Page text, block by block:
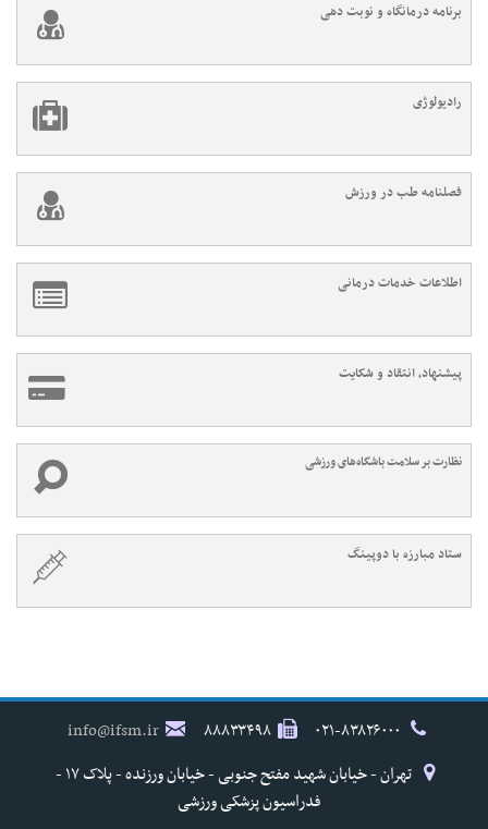
برنامه درمانگاه و نوبت دهی
رادیولوژی
فصلنامه طب در ورزش
اطلاعات خدمات درمانی
پیشنهاد، انتقاد و شکایت
نظارت بر سلامت باشگاه‌های ورزشی
ستاد مبارزه با دوپینگ
۸۸۸۳۳۴۹۸
info@ifsm.ir
تهران - خیابان شهید مفتح جنوبی - خیابان ورزنده - پلاک ۱۷ -
فدراسیون پزشکی ورزشی